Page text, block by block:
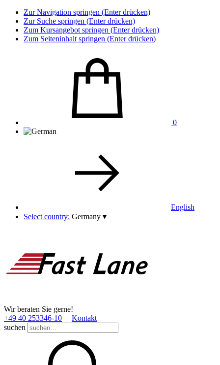
Zur Navigation springen (Enter drücken)
Zur Suche springen (Enter drücken)
Zum Kursangebot springen (Enter drücken)
Zum Seiteninhalt springen (Enter drücken)
0
English
Select country: Germany ▾
Wir beraten Sie gerne!
+49 40 253346­-10
Kontakt
suchen